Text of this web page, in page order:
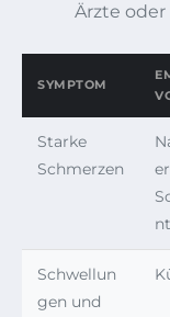
Ärzte
SYMPTOM
Starke
Schmerzen
nt
Schwellun
gen und